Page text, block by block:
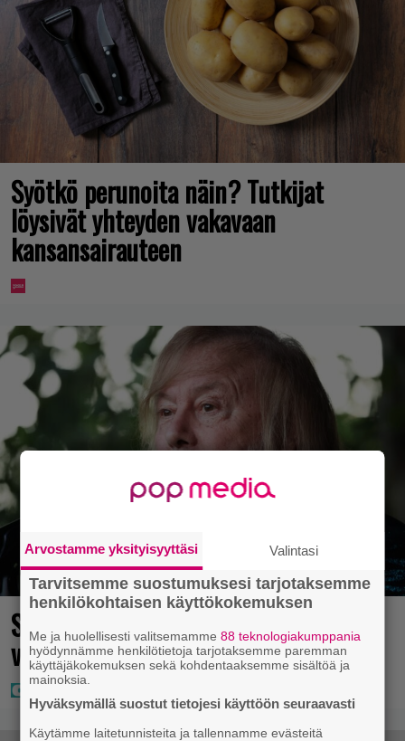
Syötkö perunoita näin? Tutkijat
löysivät yhteyden vakavaan
kansansairauteen
Seiska: Tuoretta tietoa Dannyn
voinnista
Arvostamme yksityisyyttäsi Valintasi
Tarvitsemme suostumuksesi tarjotaksemme
henkilökohtaisen käyttökokemuksen
Me ja huolellisesti valitsemamme88 teknologiakumppania
hyödynnämme henkilötietoja tarjotaksemme paremman
käyttäjäkokemuksen sekä kohdentaaksemme sisältöä ja
mainoksia.
Hyväksymällä suostut tietojesi käyttöön seuraavasti
Käytämme laitetunnisteita ja tallennamme evästeitä